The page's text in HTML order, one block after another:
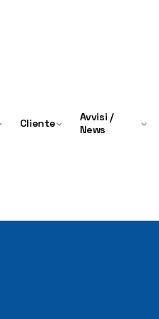
Cliente
Avvisi /
News